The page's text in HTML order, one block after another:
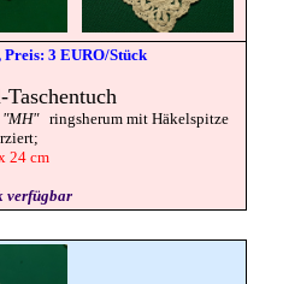
3 EURO/Stück
-Taschentuch
"MH" ringsherum mit Häkelspitze
24 cm
verfügbar